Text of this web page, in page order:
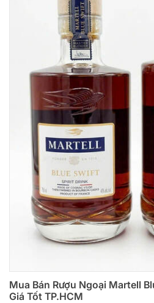
Mua Bán Rượu Ngoại Martell
Giá Tốt TP.HCM